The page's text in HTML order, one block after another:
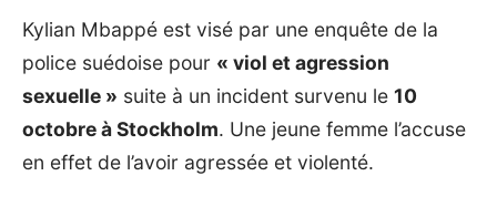
Kylian Mbappé est visé par une enquête de la
police suédoise pour « viol et agression
sexuelle » suite à un incident survenu le 10
octobre à Stockholm. Une jeune femme l’accuse
en effet de l’avoir agressée et violenté.